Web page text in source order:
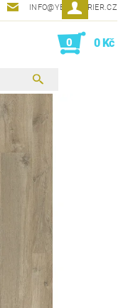
INFO@YESINTERIER.CZ
0 0 Kč